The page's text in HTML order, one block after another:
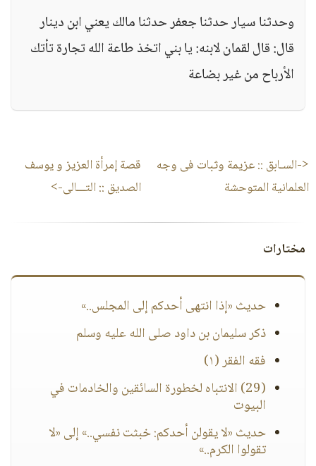
وحدثنا سيار حدثنا جعفر حدثنا مالك يعني ابن دينار
قال: قال لقمان لابنه: يا بني اتخذ طاعة الله تجارة تأتك
الأرباح من غير بضاعة
<-السـابق ::عزيمة وثبات فى وجه
العلمانية المتوحشة
قصة إمرأة العزيز و يوسف
الصديق :: التـــالى->
مختارات
حديث «إذا انتهى أحدكم إلى المجلس..»
ذكر سليمان بن داود صلى الله عليه وسلم
فقه الفقر (١)
(29) الانتباه لخطورة السائقين والخادمات في
البيوت
حديث «لا يقولن أحدكم: خبثت نفسي..» إلى «لا
تقولوا الكرم..»